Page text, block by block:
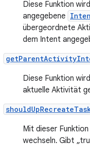
Diese Funktion
angegebene
übergeordnete
dem Intent
Diese Funktion
aktuelle Aktivität
Mit dieser
wechseln. Gibt